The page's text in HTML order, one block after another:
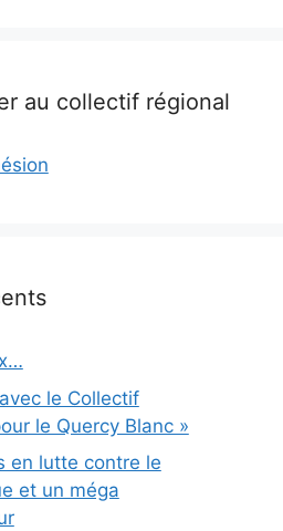
au collectif régional
le Collectif
le Quercy Blanc »
en lutte contre le
et un méga